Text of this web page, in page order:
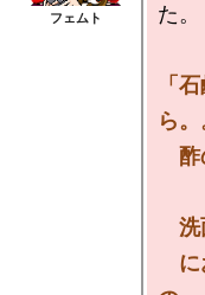
た。
「
ら。
酢
洗
に